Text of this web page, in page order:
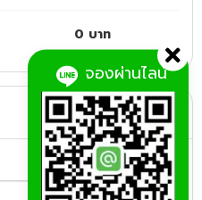
0 บาท
จองผ่านไลน์